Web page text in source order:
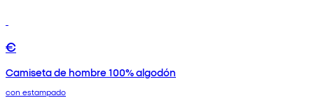
€
Camiseta de hombre 100% algodón
con estampado